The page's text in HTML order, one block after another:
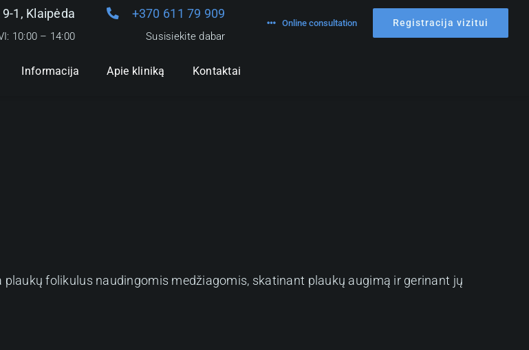
1, Klaipėda
10:00 – 14:00
+370 611 79 909
Susisiekite dabar
Online consultation Registracija vizitui
Informacija Apie kliniką Kontaktai
folikulus naudingomis medžiagomis, skatinant plaukų augimą ir gerinant jų